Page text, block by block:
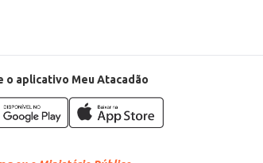
o aplicativo Meu Atacadão